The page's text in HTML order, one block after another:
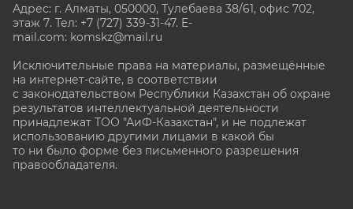
Адрес: г. Алматы, 050000, Тулебаева 38/61, офис 702,
этаж 7. Тел: +7 (727) 339-31-47. E-
mail.com: komskz@mail.ru
Исключительные права на материалы, размещённые
на интернет-сайте, в соответствии
с законодательством Республики Казахстан об охране
результатов интеллектуальной деятельности
принадлежат ТОО "АиФ-Казахстан", и не подлежат
использованию другими лицами в какой бы
то ни было форме без письменного разрешения
правообладателя.